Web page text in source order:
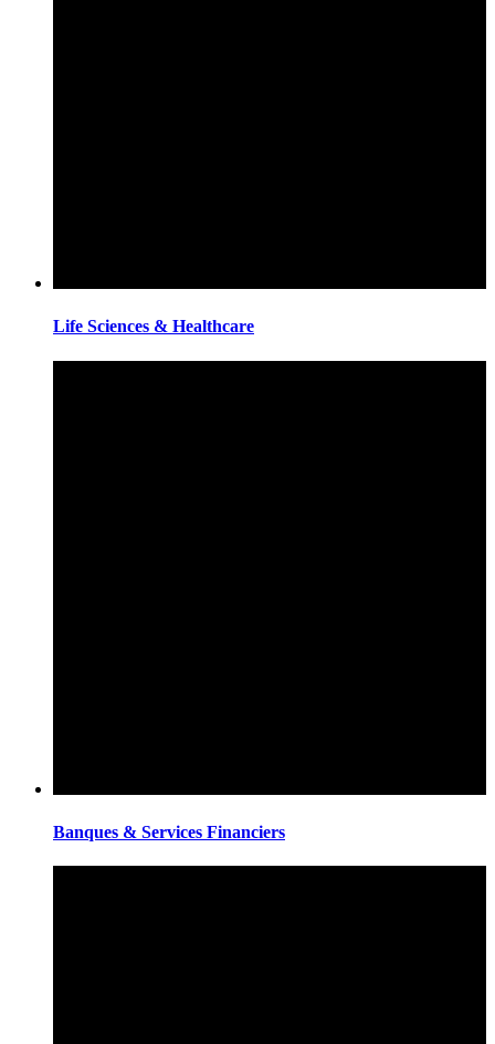
Life Sciences & Healthcare
Banques & Services Financiers